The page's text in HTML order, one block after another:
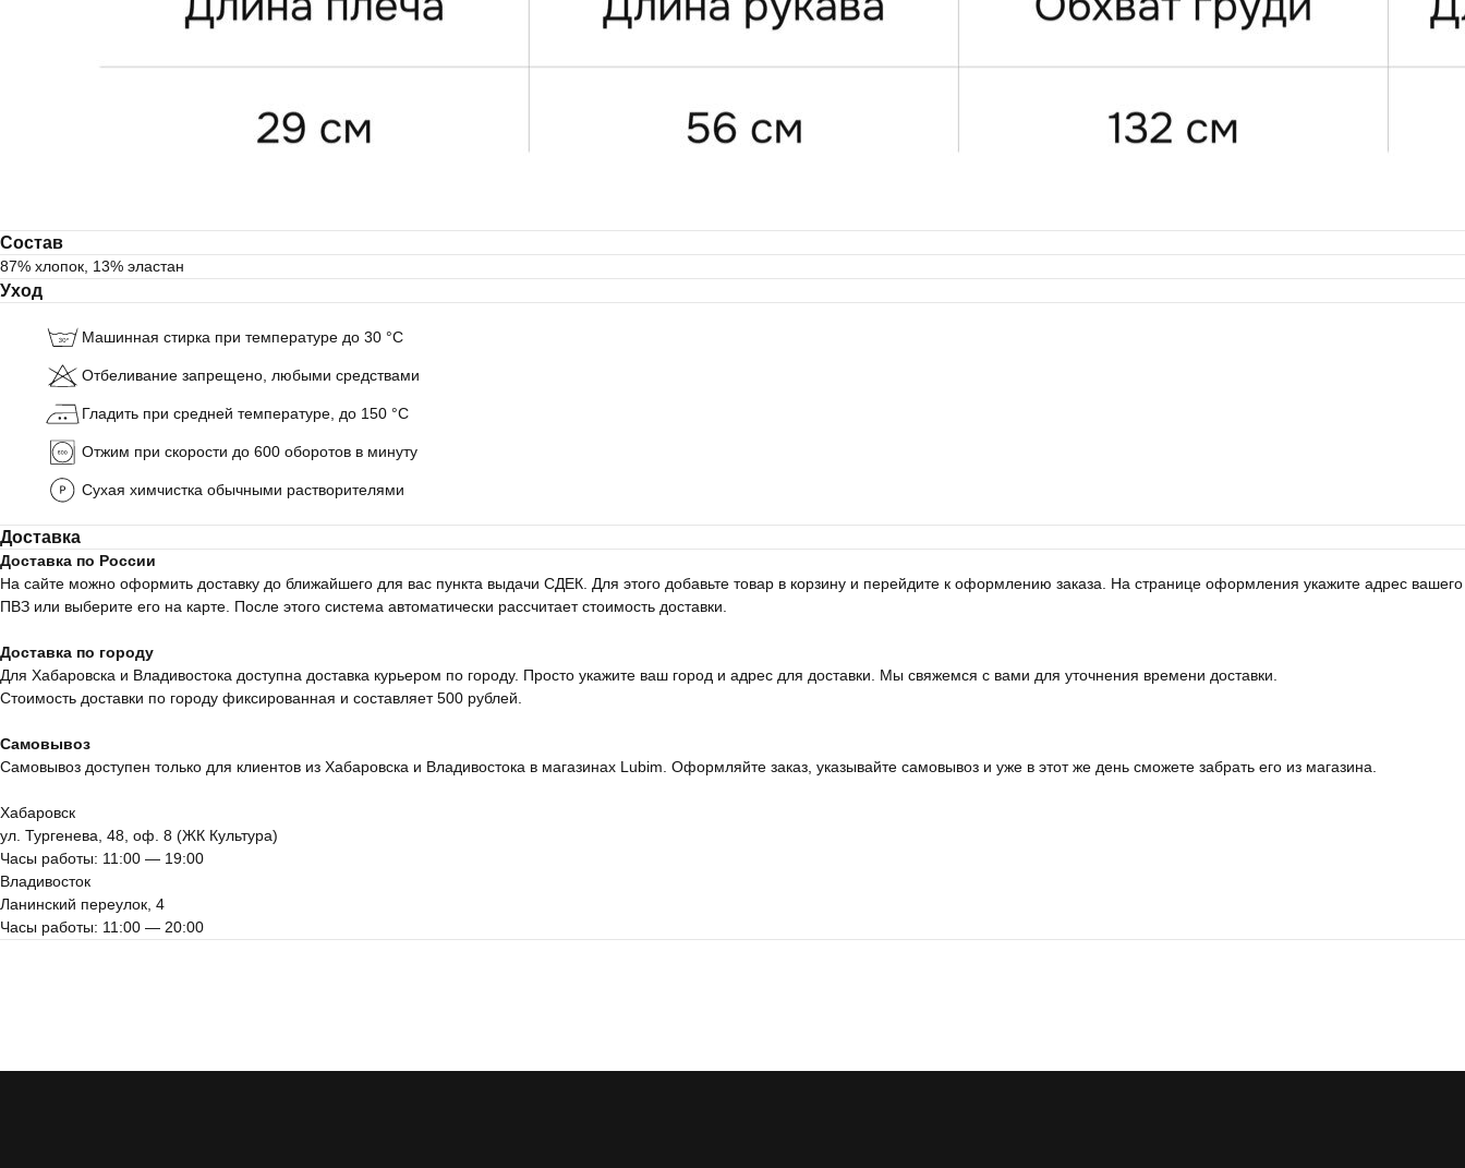
Состав
87% хлопок, 13% эластан
Уход
Машинная стирка при температуре до 30 °C
Отбеливание запрещено, любыми средствами
Гладить при средней температуре, до 150 °C
Отжим при скорости до 600 оборотов в минуту
Сухая химчистка обычными растворителями
Доставка
Доставка по России
На сайте можно оформить доставку до ближайшего для вас пункта выдачи СДЕК. Для этого добавьте товар в корзину и перейдите к оформлению заказа. На странице оформления укажите адрес вашего
ПВЗ или выберите его на карте. После этого система автоматически рассчитает стоимость доставки.
Доставка по городу
Для Хабаровска и Владивостока доступна доставка курьером по городу. Просто укажите ваш город и адрес для доставки. Мы свяжемся с вами для уточнения времени доставки.
Стоимость доставки по городу фиксированная и составляет 500 рублей.
Самовывоз
Самовывоз доступен только для клиентов из Хабаровска и Владивостока в магазинах Lubim. Оформляйте заказ, указывайте самовывоз и уже в этот же день сможете забрать его из магазина.
Хабаровск
ул. Тургенева, 48, оф. 8 (ЖК Культура)
Часы работы: 11:00 — 19:00
Владивосток
Ланинский переулок, 4
Часы работы: 11:00 — 20:00